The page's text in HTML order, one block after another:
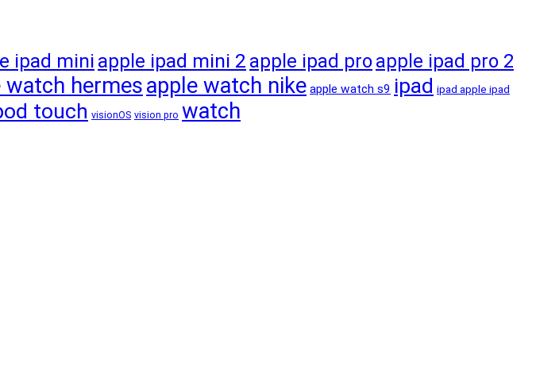
ipad mini apple ipad mini 2 apple ipad proapple ipad pro 2
watch hermesapple watch nike apple watch s9 ipad ipad apple ipad
touch visionOS vision pro watch